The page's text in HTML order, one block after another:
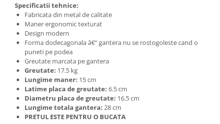
Specificatii tehnice:
Fabricata din metal de calitate
Maner ergonomic texturat
Design modern
Forma dodecagonala â€“ gantera nu se rostogoleste cand o
puneti pe podea
Greutate marcata pe gantera
Greutate: 17.5 kg
Lungime maner: 15 cm
Latime placa de greutate: 6.5 cm
Diametru placa de greutate: 16.5 cm
Lungime totala gantera: 28 cm
PRETUL ESTE PENTRU O BUCATA